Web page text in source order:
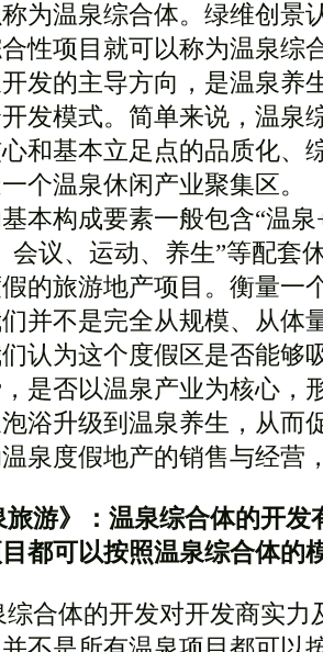
为温泉综合体。绿维创景
性项目就可以称为温泉综
发的主导方向，是温泉养
发模式。简单来说，温泉
和基本立足点的品质化、
个温泉休闲产业聚集区。
本构成要素一般包含“温
会议、运动、养生”等配套
的旅游地产项目。衡量一
并不是完全从规模、从体
们认为这个度假区是否能够
是否以温泉产业为核心，
浴升级到温泉养生，从而
泉度假地产的销售与经营
旅游》：温泉综合体的开
都可以按照温泉综合体的
合体的开发对开发商实力